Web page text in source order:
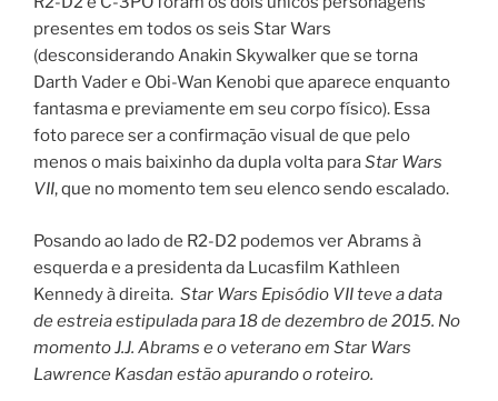
presentes em todos os seis Star Wars
(desconsiderando Anakin Skywalker que se torna
Darth Vader e Obi-Wan Kenobi que aparece enquanto
fantasma e previamente em seu corpo físico). Essa
foto parece ser a confirmação visual de que pelo
menos o mais baixinho da dupla volta paraStar Wars
VII, que no momento tem seu elenco sendo escalado.
Posando ao lado de R2-D2 podemos ver Abrams à
esquerda e a presidenta da Lucasfilm Kathleen
Kennedy à direita. Star Wars Episódio VIIteve a data
de estreia estipulada para 18 de dezembro de 2015. No
momento J.J. Abrams e o veterano em Star Wars
Lawrence Kasdan estão apurando o roteiro.